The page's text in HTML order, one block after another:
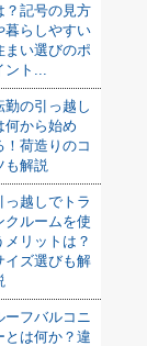
？記号の見方
暮らしやすい
まい選びのポ
ント...
勤の引っ越し
何から始め
！荷造りのコ
も解説
っ越しでトラ
クルームを使
メリットは？
イズ選びも解
ーフバルコニ
とは何か？違